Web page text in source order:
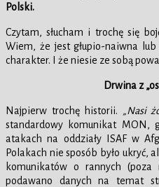
Polski.
Czytam, słucham i trochę się
Wiem, że jest głupio-naiwna
charakter. I że niesie ze sobą
Drwina z
Najpierw trochę historii. „Nasi
standardowy komunikat MON,
atakach na oddziały ISAF w
Polakach nie sposób było ukryć,
komunikatów o rannych (poza
podawano danych na temat